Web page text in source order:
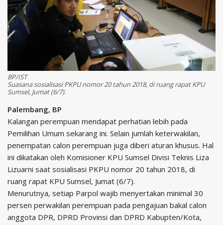
BP/IST
Suasana sosialisasi PKPU nomor 20 tahun 2018, di ruang rapat KPU
Sumsel, Jumat (6/7).
Palembang, BP
Kalangan perempuan mendapat perhatian lebih pada
Pemilihan Umum sekarang ini. Selain jumlah keterwakilan,
penempatan calon perempuan juga diberi aturan khusus. Hal
ini dikatakan oleh Komisioner KPU Sumsel Divisi Teknis Liza
Lizuarni saat sosialisasi PKPU nomor 20 tahun 2018, di
ruang rapat KPU Sumsel, Jumat (6/7).
Menurutnya, setiap Parpol wajib menyertakan minimal 30
persen perwakilan perempuan pada pengajuan bakal calon
anggota DPR, DPRD Provinsi dan DPRD Kabupten/Kota,